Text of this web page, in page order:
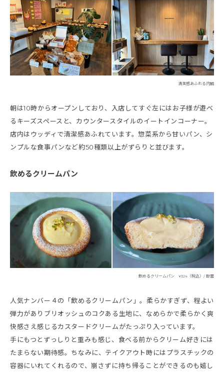
清潔感あふれる内観
朝は10時からオープンしており、入店してすぐ左にはお子様が遊べ
るキーズスペースと、カウンタースタイルのイートインコーナー。
店内はウッディで清潔感あふれています。惣菜系から甘いパン、シ
ンプルな食事パンなど約50種類以上がずらりと並びます。
飲めるクリームパン
飲めるクリームパン ¥324（税込）/ 断面
人気ナンバー４の「飲めるクリームパン」。柔らかすぎず、程よい
弾力がありブリオッシュのコクある生地に、なめらかで柔らかく爽
快感さえ感じるカスタードクリームがたっぷり入っています。
手にもつとずっしりと重みも感じ、食べる前からクリーム好きには
たまらない期待感。ちなみに、テイクアウト時にはプラスチックの
容器にいれてくれるので、崩さずに持ち帰ることができるのも嬉し